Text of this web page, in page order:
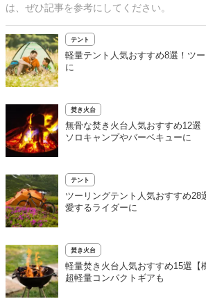
は、ぜひ記事を参考にしてください。
テント
軽量テント人気おすすめ8選！ツ
に
焚き火台
無骨な焚き火台人気おすすめ12選
ソロキャンプやバーベキューに
テント
ツーリングテント人気おすすめ28
愛するライダーに
焚き火台
軽量焚き火台人気おすすめ15選【
超軽量コンパクトギアも